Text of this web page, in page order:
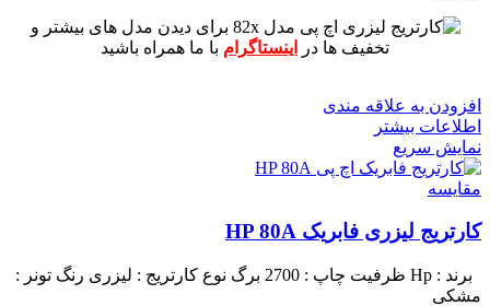
برای دیدن مدل های بیشتر و
تخفیف ها در
اینستاگرام با ما همراه باشید
افزودن به علاقه مندی
اطلاعات بیشتر
نمایش سریع
مقايسه
کارتریج لیزری فابریک HP 80A
برند : Hp ظرفیت چاپ : 2700 برگ نوع کارتریج : لیزری رنگ تونر :
مشکی